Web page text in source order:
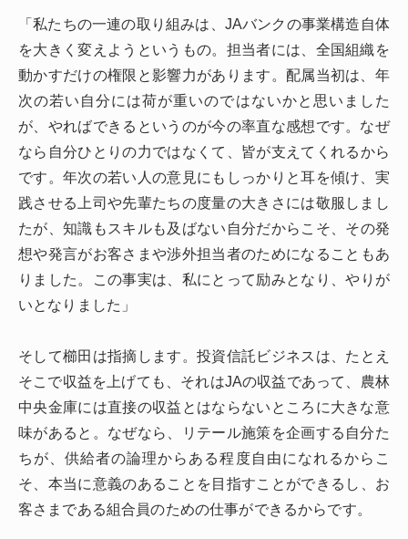
「私たちの一連の取り組みは、JAバンクの事業構造自体
を大きく変えようというもの。担当者には、全国組織を
動かすだけの権限と影響力があります。配属当初は、年
次の若い自分には荷が重いのではないかと思いました
が、やればできるというのが今の率直な感想です。なぜ
なら自分ひとりの力ではなくて、皆が支えてくれるから
です。年次の若い人の意見にもしっかりと耳を傾け、実
践させる上司や先輩たちの度量の大きさには敬服しまし
たが、知識もスキルも及ばない自分だからこそ、その発
想や発言がお客さまや渉外担当者のためになることもあ
りました。この事実は、私にとって励みとなり、やりが
いとなりました」
そして櫛田は指摘します。投資信託ビジネスは、たとえ
そこで収益を上げても、それはJAの収益であって、農林
中央金庫には直接の収益とはならないところに大きな意
味があると。なぜなら、リテール施策を企画する自分た
ちが、供給者の論理からある程度自由になれるからこ
そ、本当に意義のあることを目指すことができるし、お
客さまである組合員のための仕事ができるからです。